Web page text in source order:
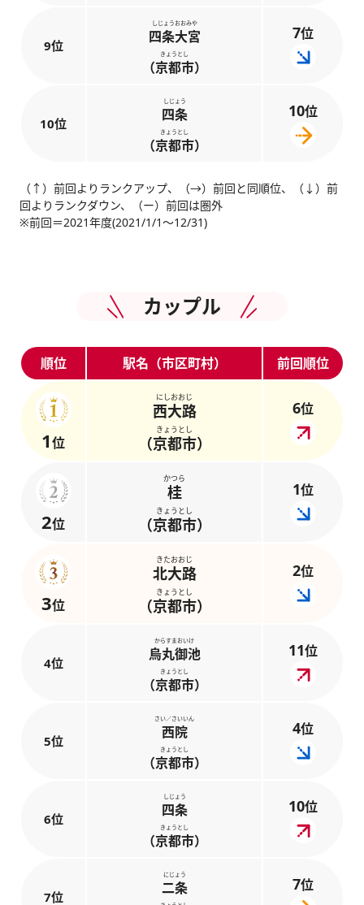
9位
しじょうおおみや
四条大宮
きょうとし
（京都市）
7位
10位
しじょう
四条
きょうとし
（京都市）
10位
（↑）前回よりランクアップ、（→）前回と同順位、（↓）前
回よりランクダウン、（ー）前回は圏外
※前回＝2021年度(2021/1/1～12/31)
カップル
順位 駅名（市区町村） 前回順位
1位
にしおおじ
西大路
きょうとし
（京都市）
6位
2位
かつら
桂
きょうとし
（京都市）
1位
3位
きたおおじ
北大路
きょうとし
（京都市）
2位
4位
からすまおいけ
烏丸御池
きょうとし
（京都市）
11位
5位
さい／さいいん
西院
きょうとし
（京都市）
4位
6位
しじょう
四条
きょうとし
（京都市）
10位
7位
にじょう
二条 7位